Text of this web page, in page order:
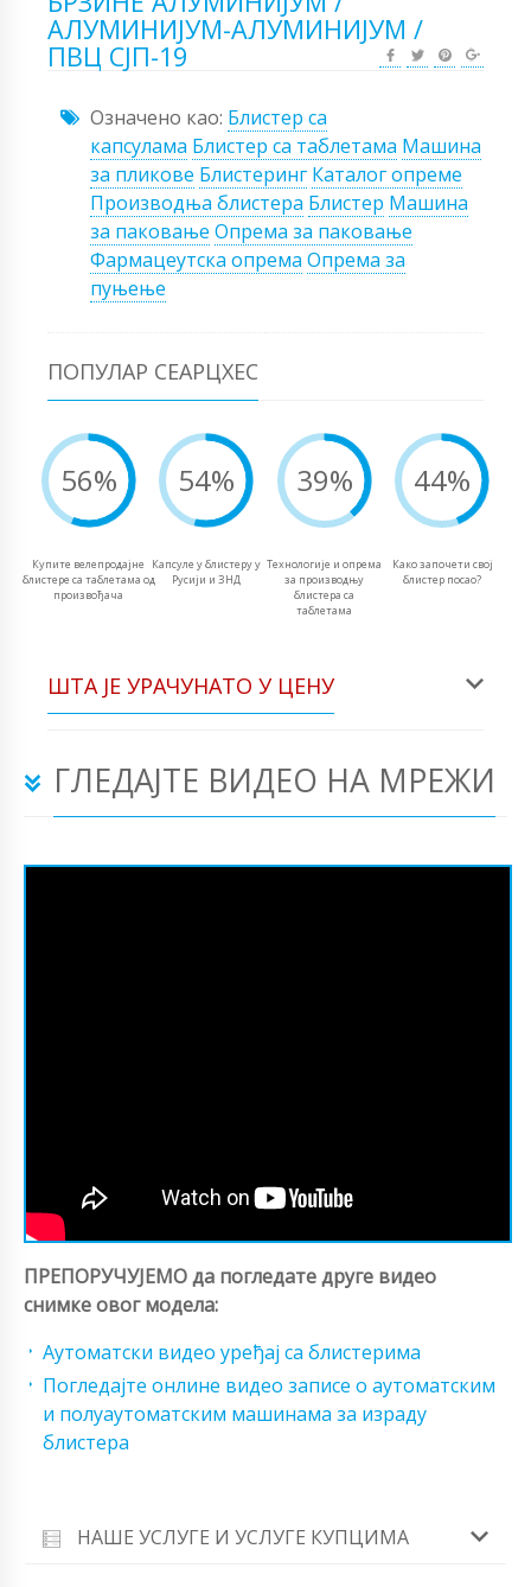
АЛУМИНИЈУМ-АЛУМИНИЈУМ /
ПВЦ СЈП-19
Означено као: Блистер са
капсулама Блистер са таблетама Машина
за пликове Блистеринг Каталог опреме
Производња блистера Блистер Машина
за паковање Опрема за паковање
Фармацеутска опрема Опрема за
пуњење
ПОПУЛАР СЕАРЦХЕС
56%
Купите велепродајне
блистере са таблетама од
произвођача
54%
Капсуле у блистеру у
Русији и ЗНД
39%
Технологије и опрема
за производњу
блистера са
таблетама
44%
Како започети свој
блистер посао?
ШТА ЈЕ УРАЧУНАТО У ЦЕНУ
ГЛЕДАЈТЕ ВИДЕО НА МРЕЖИ
ПРЕПОРУЧУЈЕМО да погледате друге видео
снимке овог модела:
Аутоматски видео уређај са блистерима
Погледајте онлине видео записе о аутоматским
и полуаутоматским машинама за израду
блистера
НАШЕ УСЛУГЕ И УСЛУГЕ КУПЦИМА